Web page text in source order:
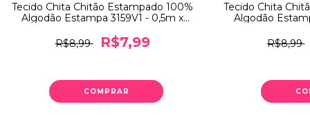
Tecido Chita Chitão Estampado 100%
Algodão Estampa 3159V1 - 0,5m x
R$8,99
R$7,99
COMPRAR
Tecido Chita
Algodão
R$8,99